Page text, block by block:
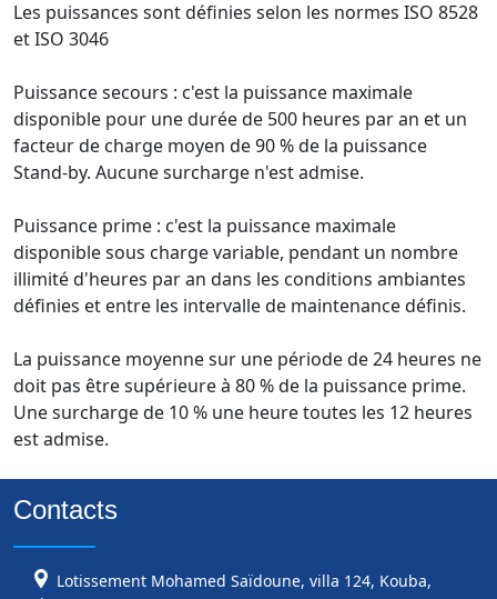
Les puissances sont définies selon les normes ISO 8528
et ISO 3046
Puissance secours : c'est la puissance maximale
disponible pour une durée de 500 heures par an et un
facteur de charge moyen de 90 % de la puissance
Stand-by. Aucune surcharge n'est admise.
Puissance prime : c'est la puissance maximale
disponible sous charge variable, pendant un nombre
illimité d'heures par an dans les conditions ambiantes
définies et entre les intervalle de maintenance définis.
La puissance moyenne sur une période de 24 heures ne
doit pas être supérieure à 80 % de la puissance prime.
Une surcharge de 10 % une heure toutes les 12 heures
est admise.
Contacts
Lotissement Mohamed Saïdoune, villa 124, Kouba,